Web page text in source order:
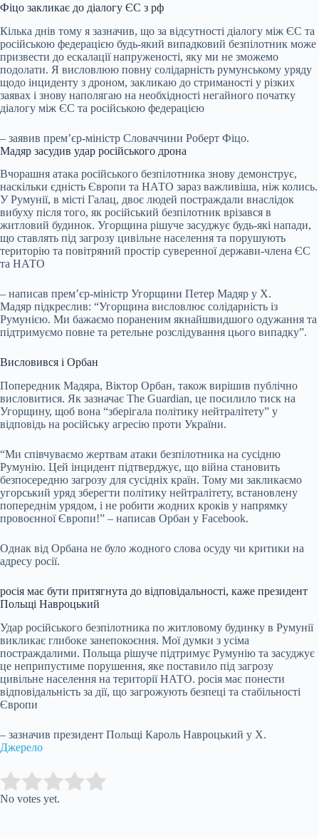
Фіцо закликає до діалогу ЄС з рф
Кілька днів тому я зазначив, що за відсутності діалогу між ЄС та
російською федерацією будь-який випадковий безпілотник може
призвести до ескалації напруженості, яку ми не зможемо
подолати. Я висловлюю повну солідарність румунському уряду
щодо інциденту з дроном, закликаю до стриманості у різких
заявах і знову наполягаю на необхідності негайного початку
діалогу між ЄС та російською федерацією
– заявив прем’єр-міністр Словаччини Роберт Фіцо.
Мадяр засудив удар російського дрона
Вчорашня атака російського безпілотника знову демонструє,
наскільки єдність Європи та НАТО зараз важливіша, ніж колись.
У Румунії, в місті Галац, двоє людей постраждали внаслідок
вибуху після того, як російський безпілотник врізався в
житловий будинок. Угорщина рішуче засуджує будь-які напади,
що ставлять під загрозу цивільне населення та порушують
територію та повітряний простір суверенної держави-члена ЄС
та НАТО
– написав прем’єр-міністр Угорщини Петер Мадяр у X.
Мадяр підкреслив: “Угорщина висловлює солідарність із
Румунією. Ми бажаємо пораненим якнайшвидшого одужання та
підтримуємо повне та ретельне розслідування цього випадку”.
Висловився і Орбан
Попередник Мадяра, Віктор Орбан, також вирішив публічно
висловитися. Як зазначає The Guardian, це посилило тиск на
Угорщину, щоб вона “зберігала політику нейтралітету” у
відповідь на російську агресію проти України.
“Ми співчуваємо жертвам атаки безпілотника на сусідню
Румунію. Цей інцидент підтверджує, що війна становить
безпосередню загрозу для сусідніх країн. Тому ми закликаємо
угорський уряд зберегти політику нейтралітету, встановлену
попереднім урядом, і не робити жодних кроків у напрямку
провоєнної Європи!” – написав Орбан у Facebook.
Однак від Орбана не було жодного слова осуду чи критики на
адресу росії.
росія має бути притягнута до відповідальності, каже президент
Польщі Навроцький
Удар російського безпілотника по житловому будинку в Румунії
викликає глибоке занепокоєння. Мої думки з усіма
постраждалими. Польща рішуче підтримує Румунію та засуджує
це неприпустиме порушення, яке поставило під загрозу
цивільне населення на території НАТО. росія має понести
відповідальність за дії, що загрожують безпеці та стабільності
Європи
– зазначив президент Польщі Кароль Навроцький у X.
Джерело
Rate this item:
No votes yet.